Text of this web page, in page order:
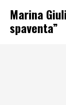
Marina
spaventa”